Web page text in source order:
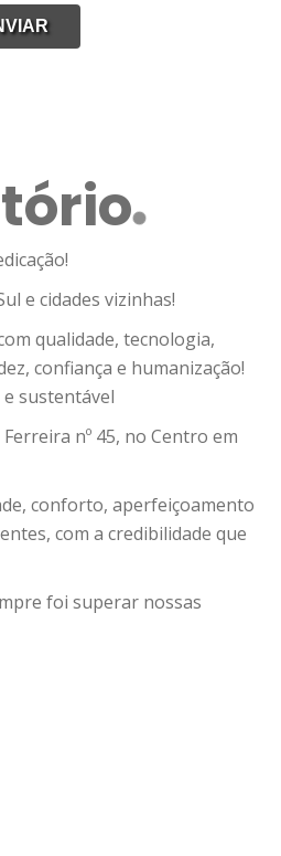
e cidades vizinhas!
qualidade, tecnologia,
confiança e humanização!
sustentável
nº 45, no Centro em
conforto, aperfeiçoamento
com a credibilidade que
foi superar nossas